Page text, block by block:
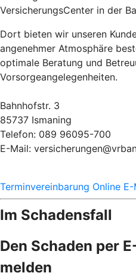
VersicherungsCenter in der
Dort bieten wir unseren
angenehmer Atmosphäre
optimale Beratung und
Vorsorgeangelegenheiten.
Bahnhofstr. 3
85737 Ismaning
Telefon: 089 96095-700
E-Mail:
Terminvereinbarung Online E-
Im Schadensfall
Den Schaden per
melden